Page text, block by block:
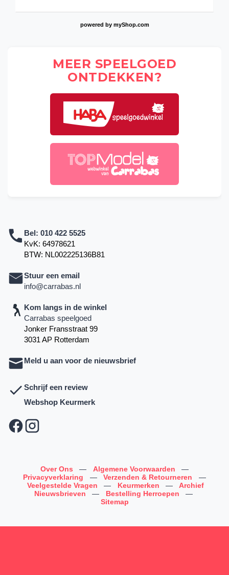
powered by myShop.com
MEER SPEELGOED
ONTDEKKEN?
Bel: 010 422 5525
KvK: 64978621
BTW: NL002225136B81
Stuur een email
info@carrabas.nl
Kom langs in de winkel
Carrabas speelgoed
Jonker Fransstraat 99
3031 AP Rotterdam
Meld u aan voor de nieuwsbrief
Schrijf een review
Webshop Keurmerk
Over Ons — Algemene Voorwaarden
—
Privacyverklaring
— Verzenden & Retourneren
—
Veelgestelde Vragen
— Keurmerken —
Archief
Nieuwsbrieven
— Bestelling Herroepen
—
Sitemap